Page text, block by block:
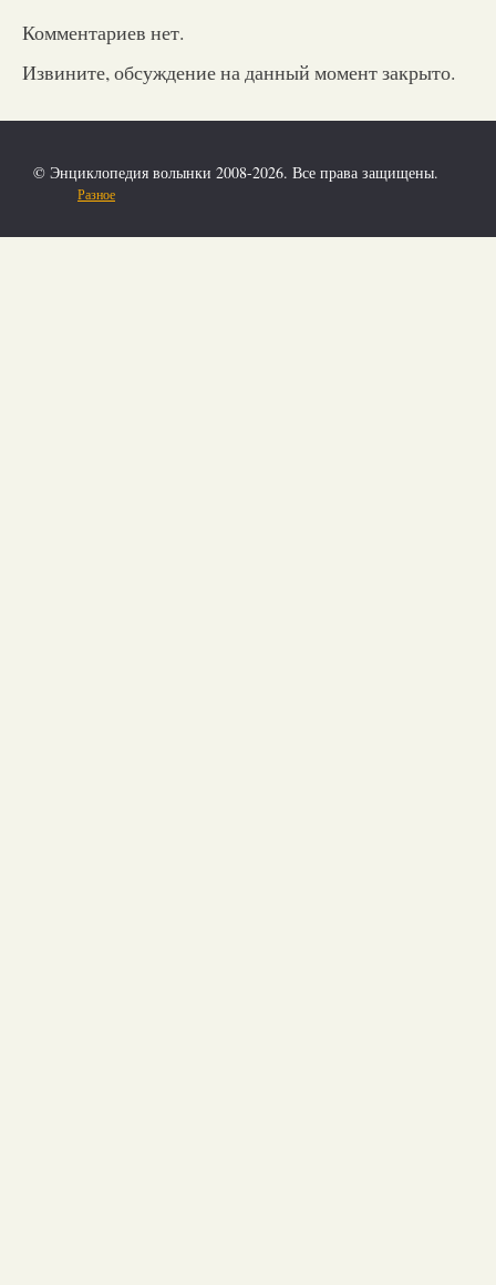
Комментариев нет.
Извините, обсуждение на данный момент закрыто.
© Энциклопедия волынки 2008-2026. Все права защищены.
Разное